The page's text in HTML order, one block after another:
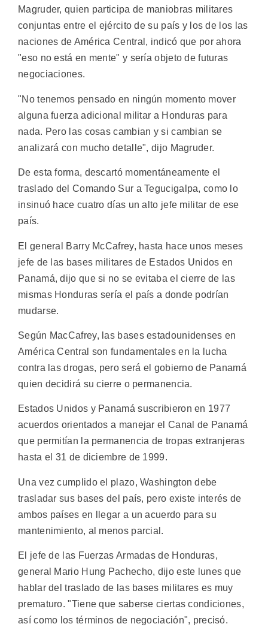
Magruder, quien participa de maniobras militares
conjuntas entre el ejército de su país y los de los las
naciones de América Central, indicó que por ahora
"eso no está en mente" y sería objeto de futuras
negociaciones.
"No tenemos pensado en ningún momento mover
alguna fuerza adicional militar a Honduras para
nada. Pero las cosas cambian y si cambian se
analizará con mucho detalle", dijo Magruder.
De esta forma, descartó momentáneamente el
traslado del Comando Sur a Tegucigalpa, como lo
insinuó hace cuatro días un alto jefe militar de ese
país.
El general Barry McCafrey, hasta hace unos meses
jefe de las bases militares de Estados Unidos en
Panamá, dijo que si no se evitaba el cierre de las
mismas Honduras sería el país a donde podrían
mudarse.
Según MacCafrey, las bases estadounidenses en
América Central son fundamentales en la lucha
contra las drogas, pero será el gobierno de Panamá
quien decidirá su cierre o permanencia.
Estados Unidos y Panamá suscribieron en 1977
acuerdos orientados a manejar el Canal de Panamá
que permitían la permanencia de tropas extranjeras
hasta el 31 de diciembre de 1999.
Una vez cumplido el plazo, Washington debe
trasladar sus bases del país, pero existe interés de
ambos países en llegar a un acuerdo para su
mantenimiento, al menos parcial.
El jefe de las Fuerzas Armadas de Honduras,
general Mario Hung Pachecho, dijo este lunes que
hablar del traslado de las bases militares es muy
prematuro. "Tiene que saberse ciertas condiciones,
así como los términos de negociación", precisó.